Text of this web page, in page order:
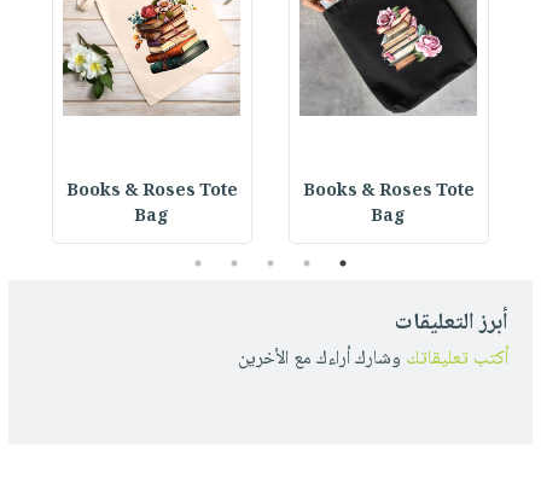
Books & Roses Tote
Bag
Books & Roses Tote
Bag
1
2
3
4
5
أبرز التعليقات
أكتب تعليقاتك وشارك أراءك مع الأخرين